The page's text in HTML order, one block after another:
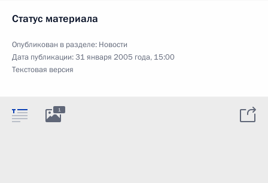
Статус материала
Опубликован в разделе: Новости
Дата публикации:31 января 2005 года, 15:00
Текстовая версия
1